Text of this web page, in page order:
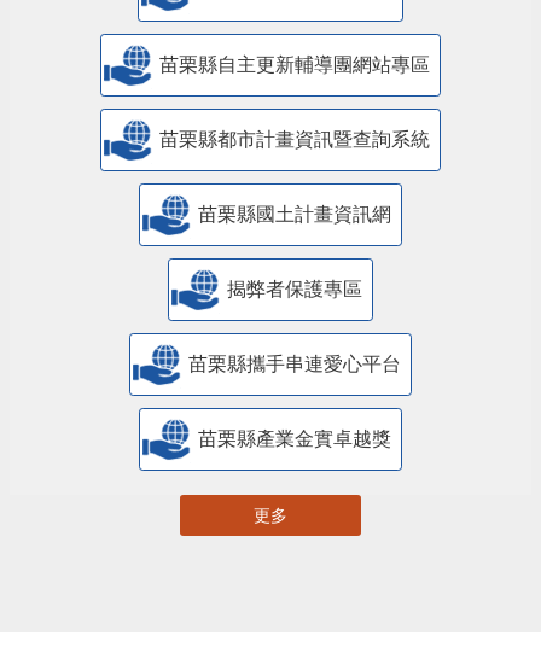
苗栗縣自主更新輔導團網站專區
苗栗縣都市計畫資訊暨查詢系統
苗栗縣國土計畫資訊網
揭弊者保護專區
苗栗縣攜手串連愛心平台
苗栗縣產業金實卓越獎
更多